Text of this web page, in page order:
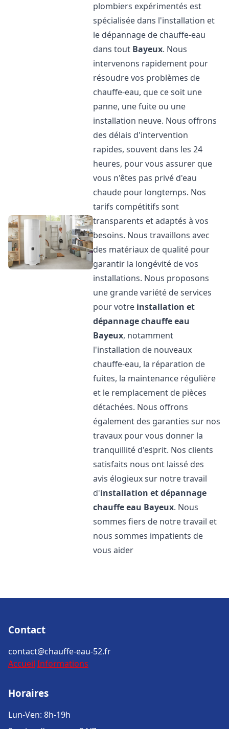
plombiers expérimentés est
spécialisée dans l'installation et
le dépannage de chauffe-eau
dans tout Bayeux. Nous
intervenons rapidement pour
résoudre vos problèmes de
chauffe-eau, que ce soit une
panne, une fuite ou une
installation neuve. Nous offrons
des délais d'intervention
rapides, souvent dans les 24
heures, pour vous assurer que
vous n'êtes pas privé d'eau
chaude pour longtemps. Nos
tarifs compétitifs sont
transparents et adaptés à vos
besoins. Nous travaillons avec
des matériaux de qualité pour
garantir la longévité de vos
installations. Nous proposons
une grande variété de services
pour votre installation et
dépannage chauffe eau
Bayeux, notamment
l'installation de nouveaux
chauffe-eau, la réparation de
fuites, la maintenance régulière
et le remplacement de pièces
détachées. Nous offrons
également des garanties sur nos
travaux pour vous donner la
tranquillité d'esprit. Nos clients
satisfaits nous ont laissé des
avis élogieux sur notre travail
d'installation et dépannage
chauffe eau Bayeux. Nous
sommes fiers de notre travail et
nous sommes impatients de
vous aider
Contact
contact@chauffe-eau-52.fr
Accueil Informations
Horaires
Lun-Ven: 8h-19h